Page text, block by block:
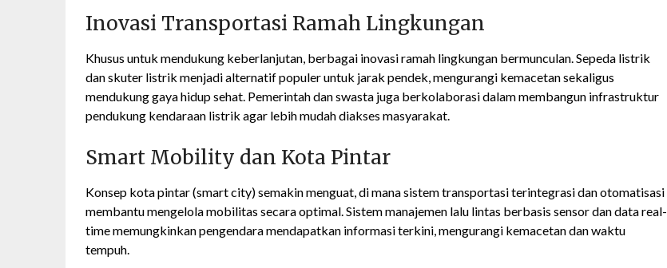
Inovasi Transportasi Ramah Lingkungan
Khusus untuk mendukung keberlanjutan, berbagai inovasi ramah lingkungan bermunculan. Sepeda listrik
dan skuter listrik menjadi alternatif populer untuk jarak pendek, mengurangi kemacetan sekaligus
mendukung gaya hidup sehat. Pemerintah dan swasta juga berkolaborasi dalam membangun infrastruktur
pendukung kendaraan listrik agar lebih mudah diakses masyarakat.
Smart Mobility dan Kota Pintar
Konsep kota pintar (smart city) semakin menguat, di mana sistem transportasi terintegrasi dan otomatisasi
membantu mengelola mobilitas secara optimal. Sistem manajemen lalu lintas berbasis sensor dan data real-
time memungkinkan pengendara mendapatkan informasi terkini, mengurangi kemacetan dan waktu
tempuh.